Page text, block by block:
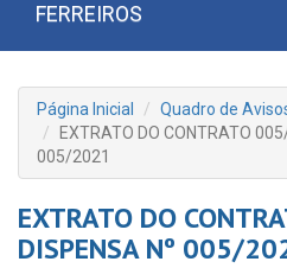
FERREIROS
Página Inicial
Quadro de
EXTRATO DO CONTRATO
005/2021
EXTRATO DO
DISPENSA Nº 005/